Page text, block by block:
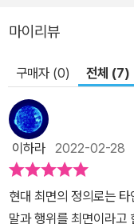
털어놓았고, 관련 경력
세계 최초로 사회적 관
에서 활용할 수 있는 훈
세계적으로 여러 기관과
그가 십수 년간 연구해
인 『사회공학과 휴먼 해
방법들을 제공한다. 어떤 상황에서도 원하는 것을 얻는 강력한 무기
마이리뷰
구매자 (0) 전체 (7)
이하라 2022-02-28
현대 최면의 정의로는
말과 행위를 최면이라고